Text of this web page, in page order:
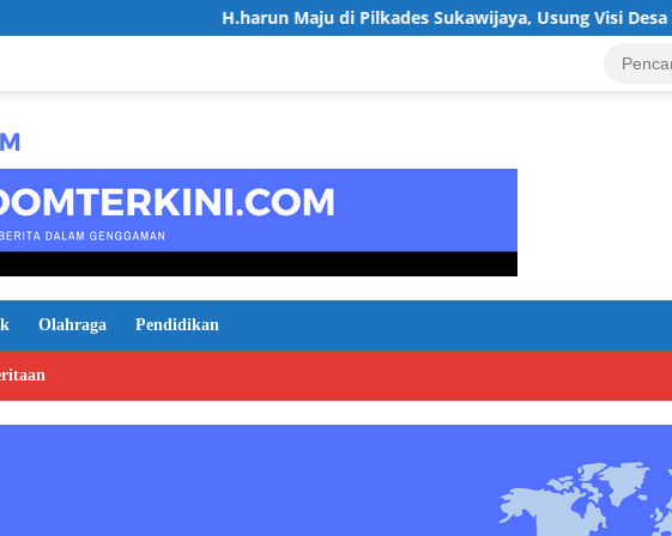
H.harun Maju di Pilkades Sukawijaya, Usung Visi Desa Maju,
Olahraga Pendidikan